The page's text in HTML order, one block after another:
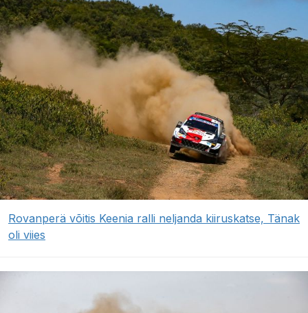
Rovanperä võitis Keenia ralli neljanda kiiruskatse, Tänak
oli viies